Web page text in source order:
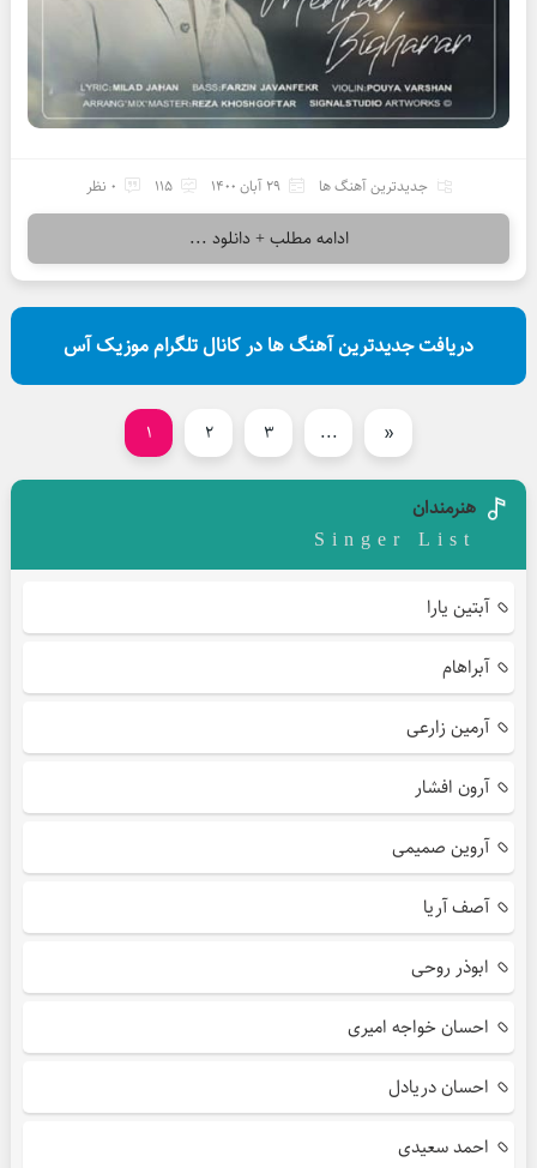
جدیدترین آهنگ ها 29 آبان 1400 115 0 نظر
ادامه مطلب + دانلود ...
دریافت جدیدترین آهنگ ها در کانال تلگرام موزیک آس
1 2 3 ... «
هنرمندان
Singer List
آبتین یارا
آبراهام
آرمین زارعی
آرون افشار
آروین صمیمی
آصف آریا
ابوذر روحی
احسان خواجه امیری
احسان دریادل
احمد سعیدی